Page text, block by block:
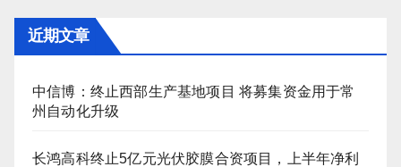
近期文章
中信博：终止西部生产基地项目 将募集资金用于常
州自动化升级
长鸿高科终止5亿元光伏胶膜合资项目，上半年净利